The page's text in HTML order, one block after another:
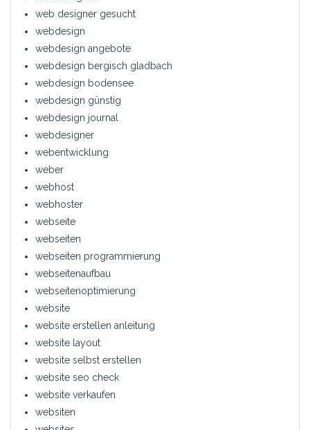
web designer gesucht
webdesign
webdesign angebote
webdesign bergisch gladbach
webdesign bodensee
webdesign günstig
webdesign journal
webdesigner
webentwicklung
weber
webhost
webhoster
webseite
webseiten
webseiten programmierung
webseitenaufbau
webseitenoptimierung
website
website erstellen anleitung
website layout
website selbst erstellen
website seo check
website verkaufen
websiten